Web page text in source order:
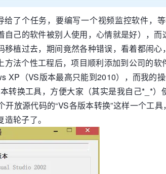
了个任务，要编写一个视频监控软件
自己的软件被别人使用，心情就是好）
移植过去，期间竟然各种错误，看着都闹
方法个性工程后，项目顺利添加到公司的软
XP（VS版本最高只能到2010），而我
转换工具，方便大家（其实是我自己*_*
放源代码的“VS各版本转换”这样一个
轮子了。